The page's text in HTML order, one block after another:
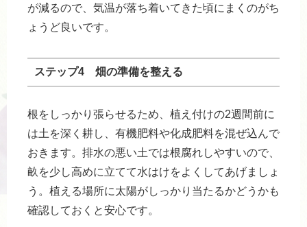
が減るので、気温が落ち着いてきた頃にまくのがち
ょうど良いです。
ステップ4 畑の準備を整える
根をしっかり張らせるため、植え付けの2週間前に
は土を深く耕し、有機肥料や化成肥料を混ぜ込んで
おきます。排水の悪い土では根腐れしやすいので、
畝を少し高めに立てて水はけをよくしてあげましょ
う。植える場所に太陽がしっかり当たるかどうかも
確認しておくと安心です。